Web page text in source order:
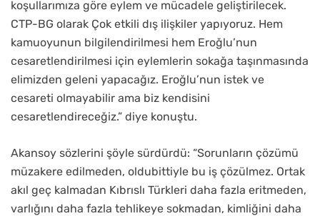
koşullarımıza göre eylem ve mücadele geliştirilecek.
CTP-BG olarak Çok etkili dış ilişkiler yapıyoruz. Hem
kamuoyunun bilgilendirilmesi hem Eroğlu’nun
cesaretlendirilmesi için eylemlerin sokağa taşınmasında
elimizden geleni yapacağız. Eroğlu’nun istek ve
cesareti olmayabilir ama biz kendisini
cesaretlendireceğiz.” diye konuştu.
Akansoy sözlerini şöyle sürdürdü: “Sorunların çözümü
müzakere edilmeden, oldubittiyle bu iş çözülmez. Ortak
akıl geç kalmadan Kıbrıslı Türkleri daha fazla eritmeden,
varlığını daha fazla tehlikeye sokmadan, kimliğini daha